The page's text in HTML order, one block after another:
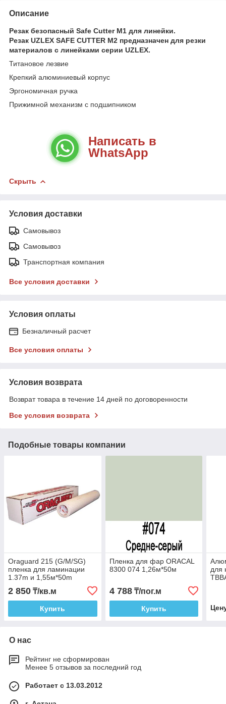
Описание
Резак безопасный Safe Cutter М1 для линейки.
Резак UZLEX SAFE CUTTER M2 предназначен для резки
материалов с линейками серии UZLEX.
Титановое лезвие
Крепкий алюминиевый корпус
Эргономичная ручка
Прижимной механизм с подшипником
Написать в
WhatsApp
Скрыть
Условия доставки
Самовывоз
Самовывоз
Транспортная компания
Все условия доставки
Условия оплаты
Безналичный расчет
Все условия оплаты
Условия возврата
Возврат товара в течение 14 дней по договоренности
Все условия возврата
Подобные товары компании
Oraguard 215 (G/M/SG)
пленка для ламинации
1.37m и 1,55м*50m
2 850 ₸/кв.м
Купить
Пленка для фар ORACAL
8300 074 1,26м*50м
4 788₸/пог.м
Купить
для
О нас
Рейтинг не сформирован
Менее 5 отзывов за последний год
Работает с 13.03.2012